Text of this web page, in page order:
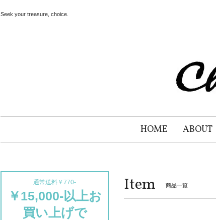
Seek your treasure, choice.
HOME ABOUT
Item 商品一覧
通常送料￥770-
￥15,000-以上お
買い上げで